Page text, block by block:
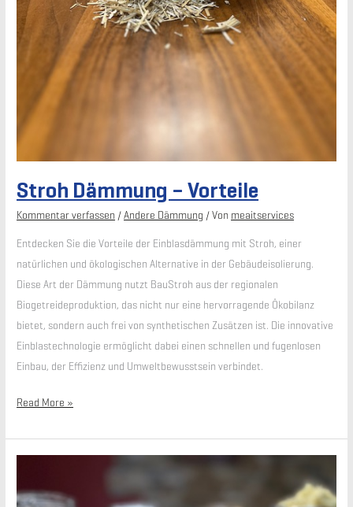
Stroh Dämmung – Vorteile
Kommentar verfassen /Andere Dämmung / Von meaitservices
Entdecken Sie die Vorteile der Einblasdämmung mit Stroh, einer
natürlichen und ökologischen Alternative in der Gebäudeisolierung.
Diese Art der Dämmung nutzt BauStroh aus der regionalen
Biogetreideproduktion, das nicht nur eine hervorragende Ökobilanz
bietet, sondern auch frei von synthetischen Zusätzen ist. Die innovative
Einblastechnologie ermöglicht dabei einen schnellen und fugenlosen
Einbau, der Effizienz und Umweltbewusstsein verbindet.
Stroh
–
Read More »